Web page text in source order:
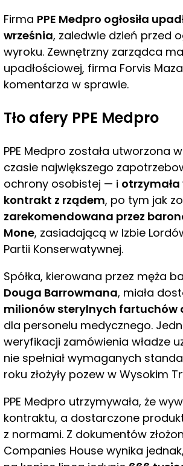
Firma PPE Medpro ogłosiła
września, zaledwie dzień przed
wyroku. Zewnętrzny zarządca
upadłościowej, firma Forvis
komentarza w sprawie.
Tło afery PPE Medpro
PPE Medpro została utworzona
czasie największego
ochrony osobistej — i
kontrakt z rządem, po tym jak
zarekomendowana przez
Mone, zasiadającą w Izbie
Partii Konserwatywnej.
Spółka, kierowana przez męża
Douga Barrowmana, miała
milionów sterylnych fartuchów
dla personelu medycznego.
weryfikacji zamówienia władze
nie spełniał wymaganych
roku złożyły pozew w Wysokim
PPE Medpro utrzymywała, że
kontraktu, a dostarczone
z normami. Z dokumentów
Companies House wynika